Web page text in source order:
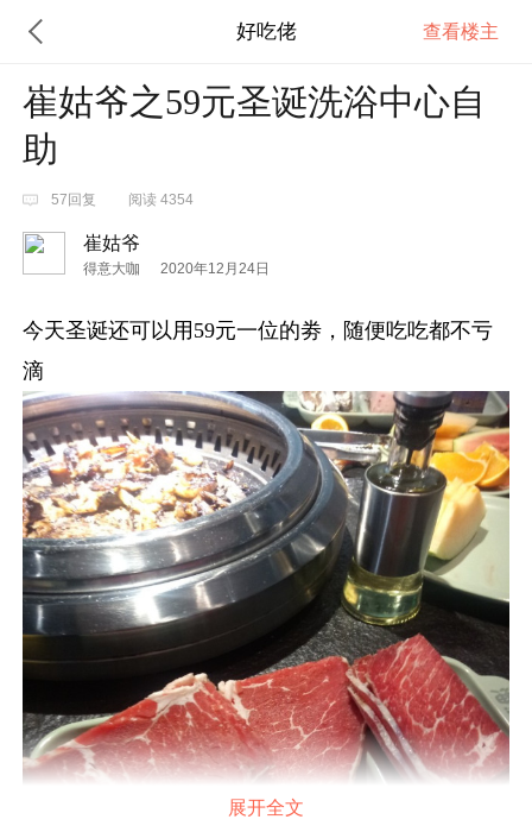
好吃佬 查看楼主
崔姑爷之59元圣诞洗浴中心自
助
57回复 阅读 4354
崔姑爷
得意大咖 2020年12月24日
今天圣诞还可以用59元一位的劵，随便吃吃都不亏
滴
展开全文